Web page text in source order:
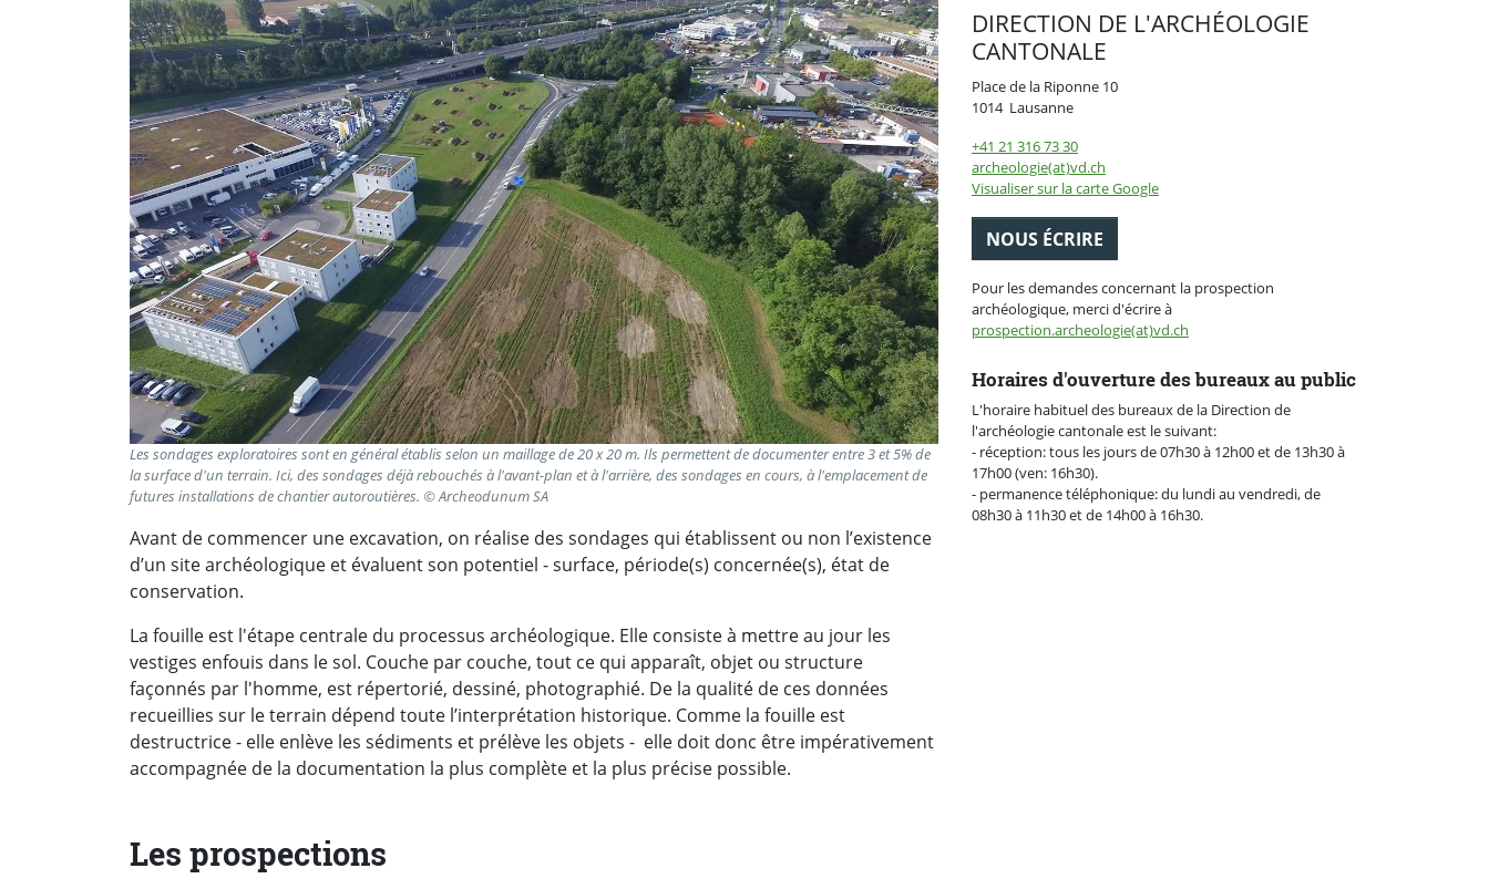
Les sondages exploratoires sont en général établis selon un maillage de 20 x 20 m. Ils permettent de documenter entre 3 et 5% de
la surface d'un terrain. Ici, des sondages déjà rebouchés à l'avant-plan et à l'arrière, des sondages en cours, à l'emplacement de
futures installations de chantier autoroutières. © Archeodunum SA
Avant de commencer une excavation, on réalise des sondages qui établissent ou non l’existence
d’un site archéologique et évaluent son potentiel - surface, période(s) concernée(s), état de
conservation.
La fouille est l'étape centrale du processus archéologique. Elle consiste à mettre au jour les
vestiges enfouis dans le sol. Couche par couche, tout ce qui apparaît, objet ou structure
façonnés par l'homme, est répertorié, dessiné, photographié. De la qualité de ces données
recueillies sur le terrain dépend toute l’interprétation historique. Comme la fouille est
destructrice - elle enlève les sédiments et prélève les objets - elle doit donc être impérativement
accompagnée de la documentation la plus complète et la plus précise possible.
Les prospections
DIRECTION DE L'ARCHÉOLOGIE
CANTONALE
Place de la Riponne 10
1014 LausanneSuisse
+41 21 316 73 30
archeologie(at)vd.ch
Visualiser sur la carte Google
NOUS ÉCRIRE
Pour les demandes concernant la prospection
archéologique, merci d'écrire à
prospection.archeologie(at)vd.ch
Horaires d'ouverture des bureaux au public
L'horaire habituel des bureaux de la Direction de
l'archéologie cantonale est le suivant:
- réception: tous les jours de 07h30 à 12h00 et de 13h30 à
17h00 (ven: 16h30).
- permanence téléphonique: du lundi au vendredi, de
08h30 à 11h30 et de 14h00 à 16h30.